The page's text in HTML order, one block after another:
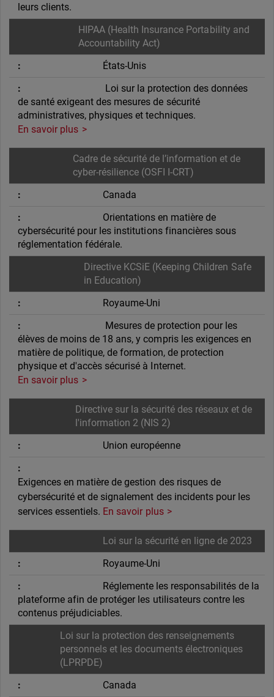
leurs clients.
HIPAA (Health Insurance Portability and
Accountability Act)
États-Unis
Loi sur la protection des données
de santé exigeant des mesures de sécurité
administratives, physiques et techniques.
En savoir plus
Cadre de sécurité de l’information et de
cyber-résilience (OSFI I-CRT)
Canada
Orientations en matière de
cybersécurité pour les institutions financières sous
réglementation fédérale.
Directive KCSiE (Keeping Children Safe
in Education)
Royaume-Uni
Mesures de protection pour les
élèves de moins de 18 ans, y compris les exigences en
matière de politique, de formation, de protection
physique et d'accès sécurisé à Internet.
En savoir plus
Directive sur la sécurité des réseaux et de
l'information 2 (NIS 2)
Union européenne
Exigences en matière de gestion des risques de
cybersécurité et de signalement des incidents pour les
services essentiels. En savoir plus
Loi sur la sécurité en ligne de 2023
Royaume-Uni
Réglemente les responsabilités de la
plateforme afin de protéger les utilisateurs contre les
contenus préjudiciables.
Loi sur la protection des renseignements
personnels et les documents électroniques
(LPRPDE)
Canada